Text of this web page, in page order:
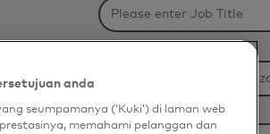
*Organization Name
*Country
anda
seumpamanya (‘Kuki’) di laman web
memahami pelanggan dan